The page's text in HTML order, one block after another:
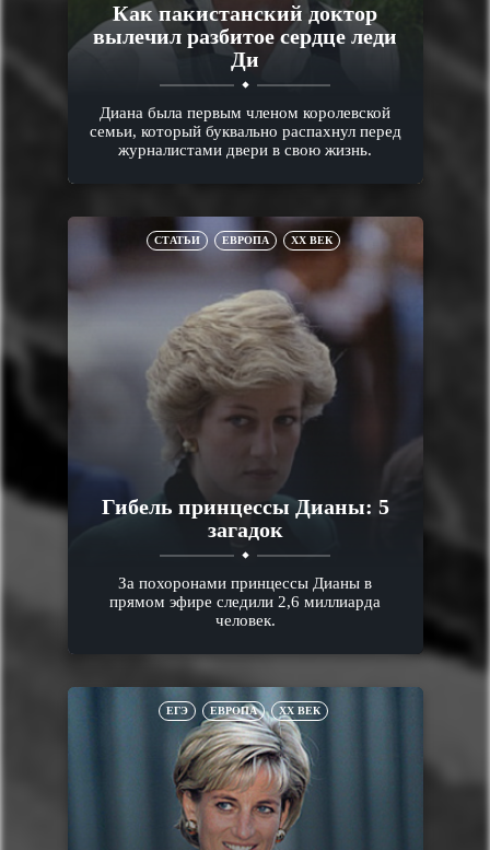
Как пакистанский доктор
вылечил разбитое сердце леди
Ди
Диана была первым членом королевской
семьи, который буквально распахнул перед
журналистами двери в свою жизнь.
СТАТЬИ ЕВРОПА XX ВЕК
Гибель принцессы Дианы: 5
загадок
За похоронами принцессы Дианы в
прямом эфире следили 2,6 миллиарда
человек.
ЕГЭ ЕВРОПА XX ВЕК